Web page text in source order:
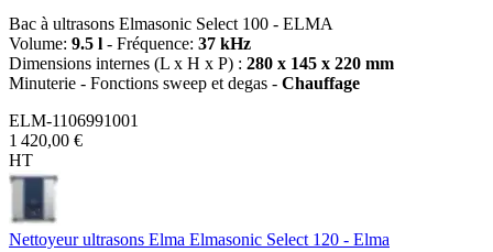
Bac à ultrasons Elmasonic Select 100 - ELMA
Volume: 9.5 l - Fréquence: 37 kHz
Dimensions internes (L x H x P) : 280 x 145 x 220 mm
Minuterie - Fonctions sweep et degas - Chauffage
ELM-1106991001
1 420,00 €
HT
Nettoyeur ultrasons Elma Elmasonic Select 120 - Elma